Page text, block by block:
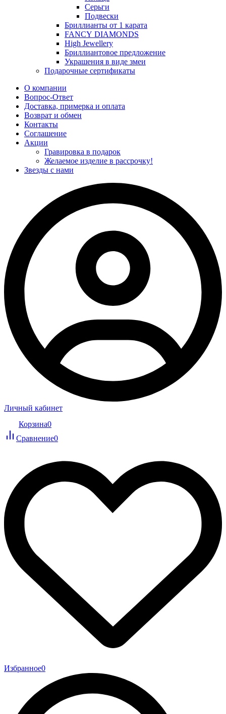
Серьги
Подвески
Бриллианты от 1 карата
FANCY DIAMONDS
High Jewellery
Бриллиантовое предложение
Украшения в виде змеи
Подарочные сертификаты
О компании
Вопрос-Ответ
Доставка, примерка и оплата
Возврат и обмен
Контакты
Соглашение
Акции
Гравировка в подарок
Желаемое изделие в рассрочку!
Звезды с нами
Личный кабинет
Корзина0
Сравнение0
Избранное0